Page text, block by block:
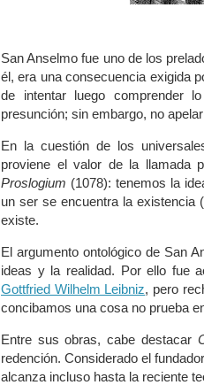
San Anselmo fue uno de los
él, era una consecuencia exigida
de intentar luego comprender
presunción; sin embargo, no
En la cuestión de los
proviene el valor de la llamada
Proslogium (1078): tenemos la
un ser se encuentra la existencia
existe.
El argumento ontológico de San
ideas y la realidad. Por ello fue
Gottfried Wilhelm Leibniz, pero
concibamos una cosa no prueba
Entre sus obras, cabe destacar
redención. Considerado el
alcanza incluso hasta la reciente